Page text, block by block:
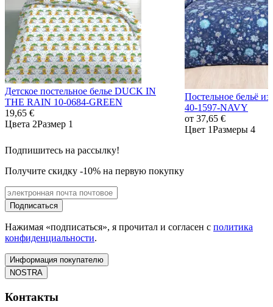
Детское постельное белье DUCK IN
THE RAIN 10-0684-GREEN
19,65 €
Цвета 2Размер 1
Постельное бельё
40-1597-NAVY
от 37,65 €
Цвет 1Размеры 4
Подпишитесь на рассылку!
Получите скидку -10% на первую покупку
Подписаться
Нажимая «подписаться», я прочитал и согласен с политика
конфиденциальности.
Информация покупателю
NOSTRA
Контакты